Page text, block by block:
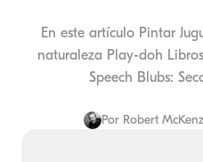
En este artículo Pintar
naturaleza Play-doh
Speech Blubs:
Por Robert